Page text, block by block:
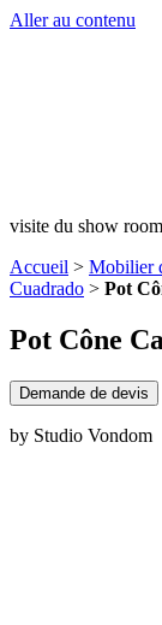
Aller au contenu
visite du show
Accueil > Mobilier
Cuadrado > Pot
Pot Cône
Demande de devis
by Studio Vondom